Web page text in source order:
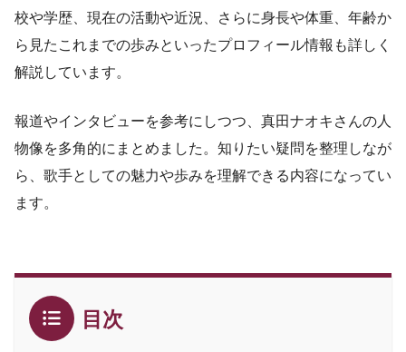
校や学歴、現在の活動や近況、さらに身長や体重、年齢か
ら見たこれまでの歩みといったプロフィール情報も詳しく
解説しています。
報道やインタビューを参考にしつつ、真田ナオキさんの人
物像を多角的にまとめました。知りたい疑問を整理しなが
ら、歌手としての魅力や歩みを理解できる内容になってい
ます。
目次